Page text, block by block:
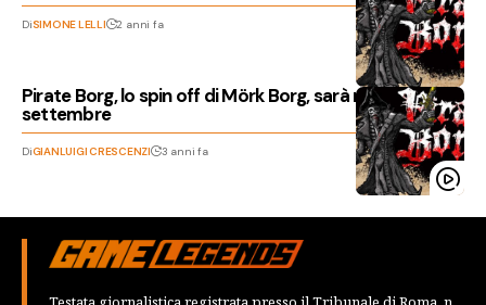
DiSIMONE LELLI 2 anni fa
Pirate Borg, lo spin off di Mörk Borg, sarà rilasciato a
settembre
DiGIANLUIGI CRESCENZI 3 anni fa